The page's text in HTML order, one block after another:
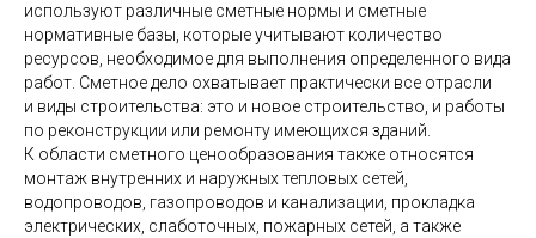
используют различные сметные нормы и сметные
нормативные базы, которые учитывают количество
ресурсов, необходимое для выполнения определенного вида
работ. Сметное дело охватывает практически все отрасли
и виды строительства: это и новое строительство, и работы
по реконструкции или ремонту имеющихся зданий.
К области сметного ценообразования также относятся
монтаж внутренних и наружных тепловых сетей,
водопроводов, газопроводов и канализации, прокладка
электрических, слаботочных, пожарных сетей, а также